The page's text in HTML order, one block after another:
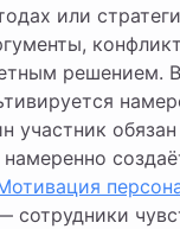
или
решением.
участник